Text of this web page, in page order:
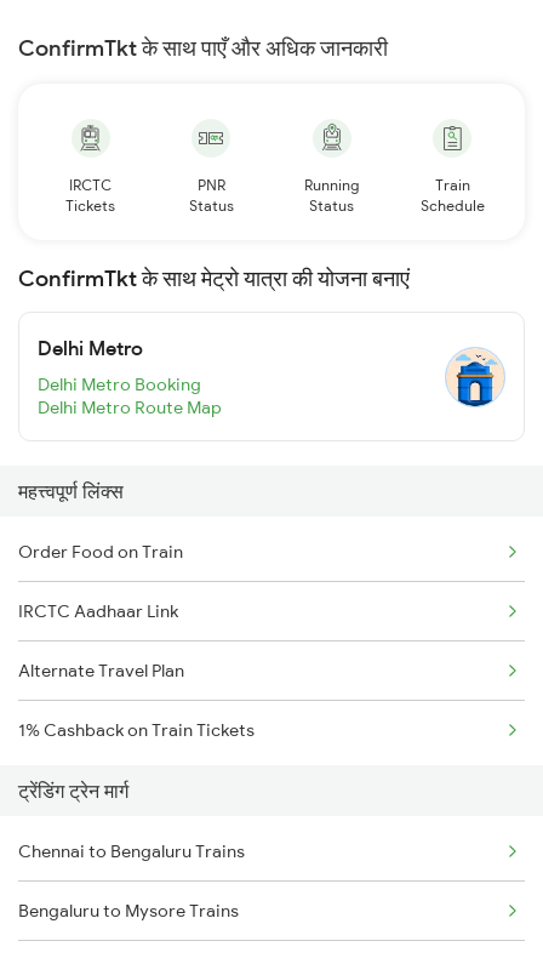
ConfirmTkt के साथ पाएँ और अधिक जानकारी
IRCTC
Tickets
PNR
Status
Running
Status
Train
Schedule
ConfirmTkt के साथ मेट्रो यात्रा की योजना बनाएं
Delhi Metro
Delhi Metro Booking
Delhi Metro Route Map
महत्त्वपूर्ण लिंक्स
Order Food on Train
IRCTC Aadhaar Link
Alternate Travel Plan
1% Cashback on Train Tickets
ट्रेंडिंग ट्रेन मार्ग
Chennai to Bengaluru Trains
Bengaluru to Mysore Trains